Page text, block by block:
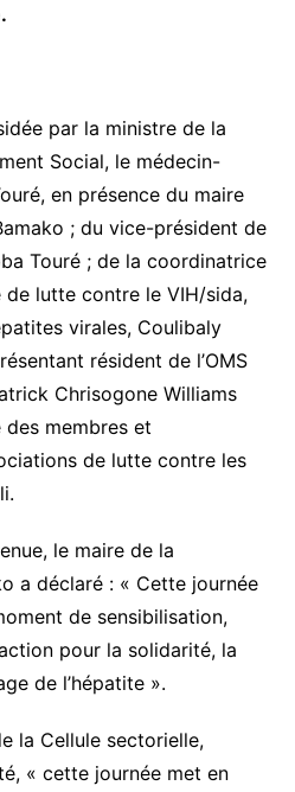
par la ministre de la
Social, le médecin-
en présence du maire
; du vice-président de
Touré ; de la coordinatrice
lutte contre le VIH/sida,
virales, Coulibaly
résident de l’OMS
Chrisogone Williams
des membres et
de lutte contre les
le maire de la
a déclaré : « Cette journée
de sensibilisation,
pour la solidarité, la
de l’hépatite ».
la Cellule sectorielle,
« cette journée met en